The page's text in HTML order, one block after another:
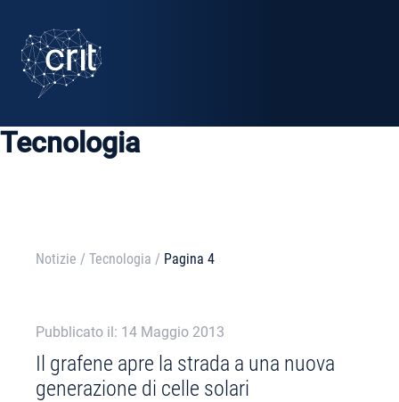
SERVIZI
CASI STUDIO
EVENTI
NOTIZIE
AREA RISERVATA
Tecnologia
Notizie / Tecnologia / Pagina 4
Pubblicato il: 14 Maggio 2013
Il grafene apre la strada a una nuova
generazione di celle solari